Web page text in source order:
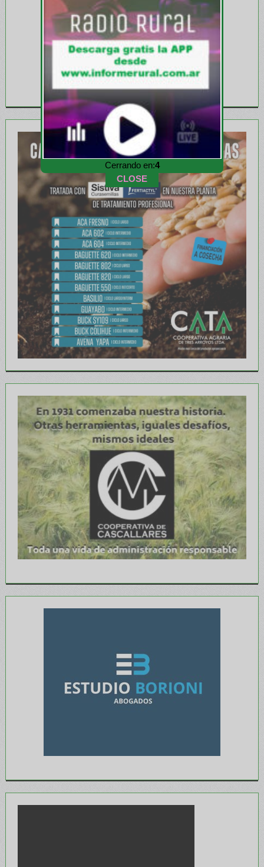
Cerrando en:1
CLOSE